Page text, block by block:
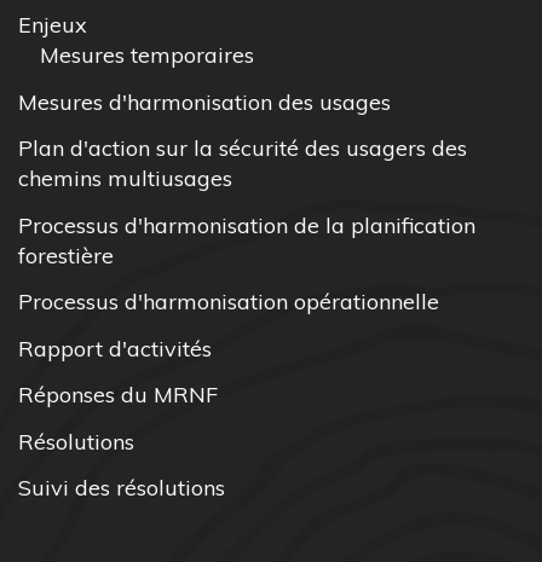
Enjeux
Mesures temporaires
Mesures d'harmonisation des usages
Plan d'action sur la sécurité des usagers des
chemins multiusages
Processus d'harmonisation de la planification
forestière
Processus d'harmonisation opérationnelle
Rapport d'activités
Réponses du MRNF
Résolutions
Suivi des résolutions